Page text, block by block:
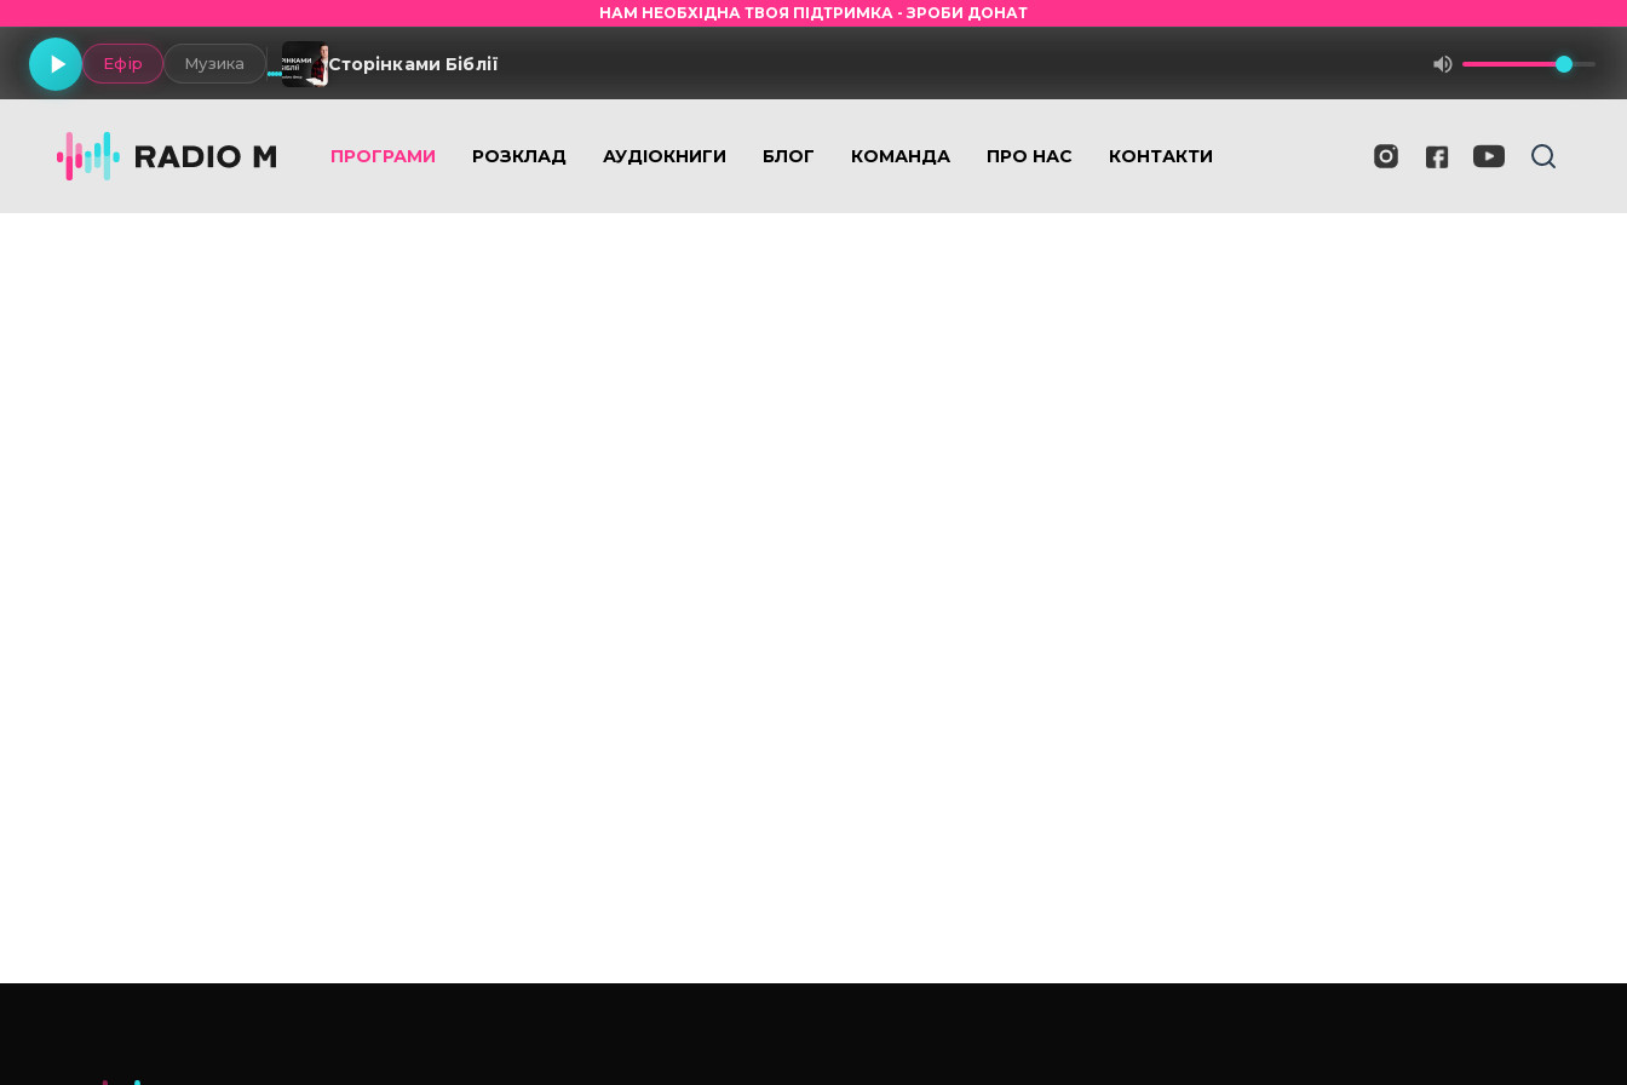
НАМ НЕОБХІДНА ТВОЯ ПІДТРИМКА - ЗРОБИ ДОНАТ
Ефір Музика Сторінками Біблії
ПРОГРАМИ РОЗКЛАД АУДІОКНИГИ БЛОГ КОМАНДА ПРО НАС КОНТАКТИ